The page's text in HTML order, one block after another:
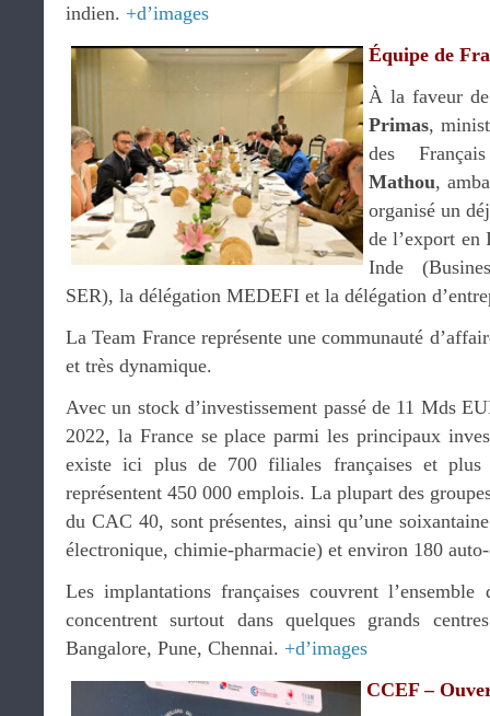
indien. +d’images
Équipe de
À la faveur
Primas,
des
Mathou,
organisé un
de l’export en
Inde
SER), la délégation MEDEFI et la délégation
La Team France représente une communauté
et très dynamique.
Avec un stock d’investissement passé de 11 Mds
2022, la France se place parmi les principaux
existe ici plus de 700 filiales françaises et plus
représentent 450 000 emplois. La plupart des
du CAC 40, sont présentes, ainsi qu’une
électronique, chimie-pharmacie) et environ 180
Les implantations françaises couvrent
concentrent surtout dans quelques grands
Bangalore, Pune, Chennai. +d’images
CCEF –